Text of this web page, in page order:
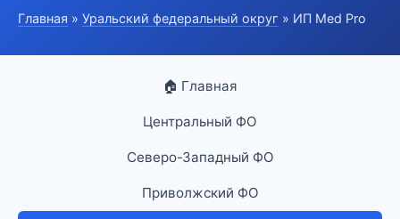
Главная » Уральский федеральный округ » ИП Med Pro
🏠 Главная
Центральный ФО
Северо-Западный ФО
Приволжский ФО